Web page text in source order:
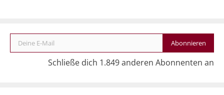
Deine E-Mail
Abonnieren
Schließe dich 1.849 anderen Abonnenten an